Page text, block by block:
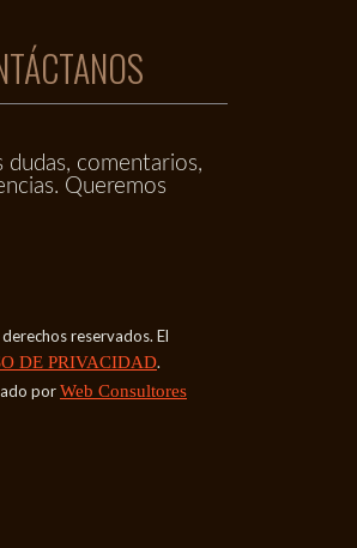
dudas, comentarios,
Queremos
reservados. El
DE PRIVACIDAD.
porWeb Consultores